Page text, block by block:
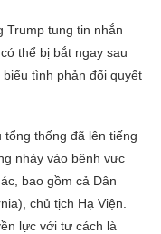
Trump tung tin nhắn
thể bị bắt ngay sau
tình phản đối quyết
thống đã lên tiếng
nhảy vào bênh vực
bao gồm cả Dân
chủ tịch Hạ Viện.
lực với tư cách là